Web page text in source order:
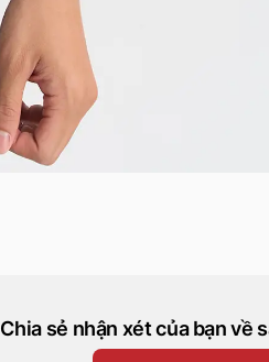
Chia sẻ nhận xét của bạn về